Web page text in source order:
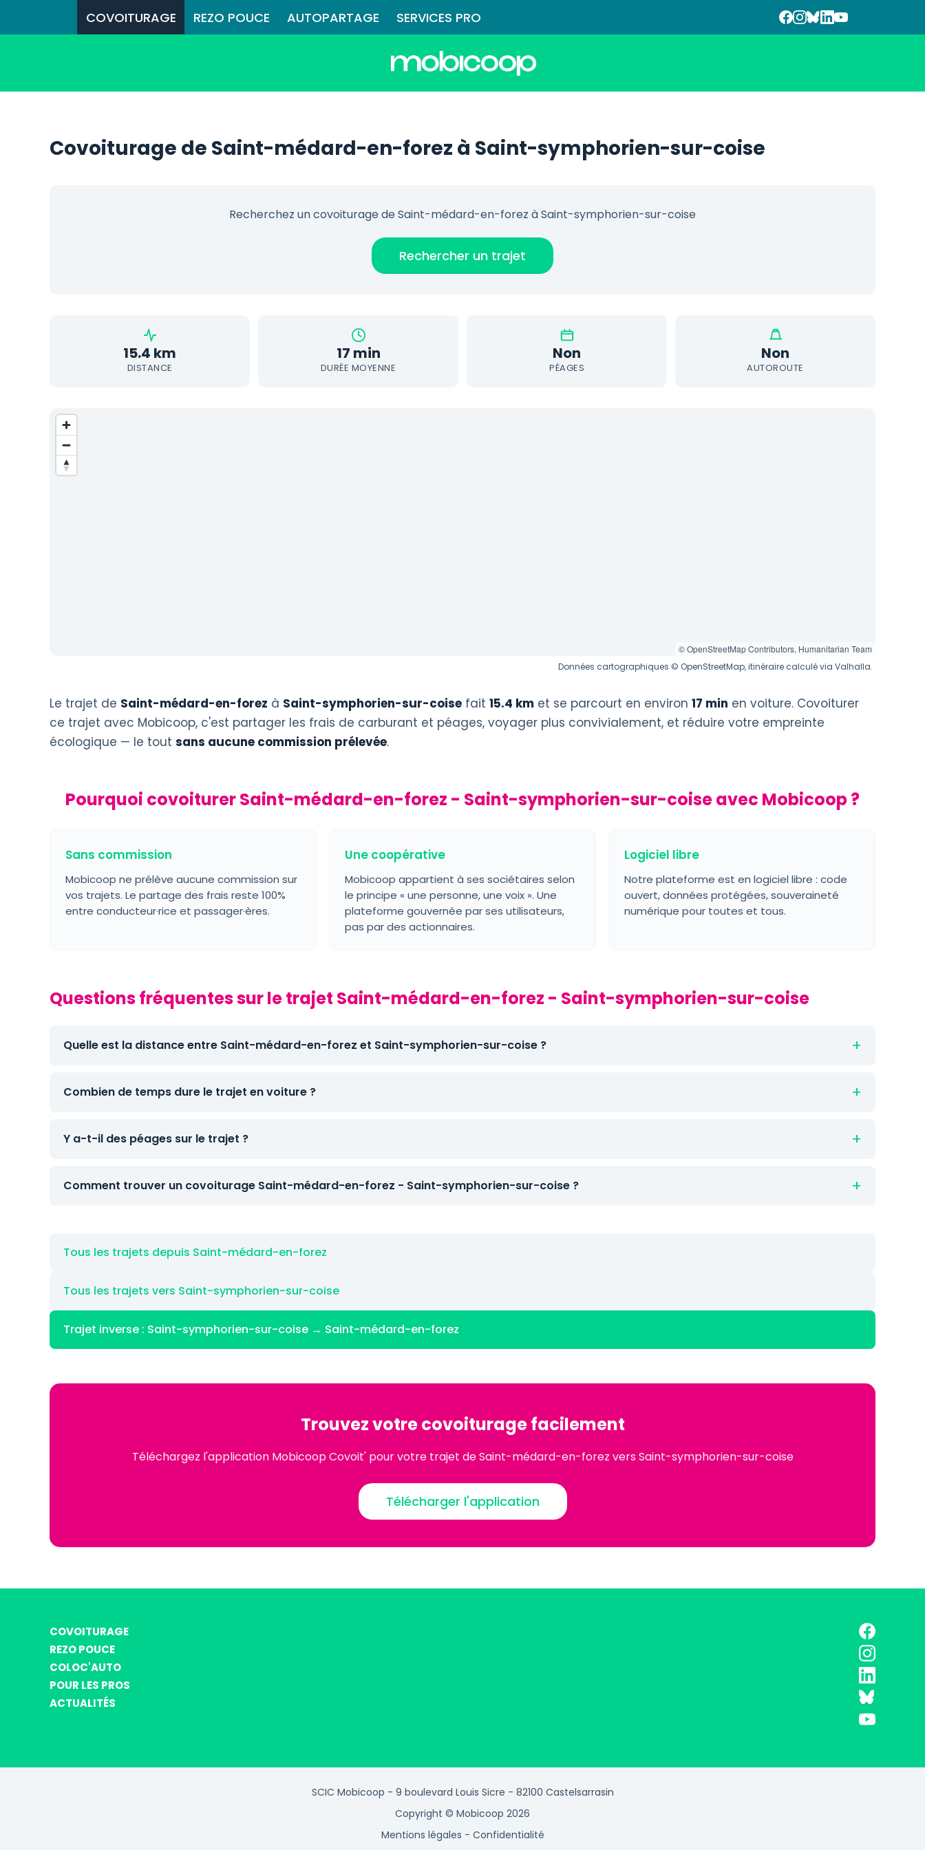
COVOITURAGE REZO POUCE AUTOPARTAGE SERVICES PRO
Covoiturage de Saint-médard-en-forez à Saint-symphorien-sur-coise
Recherchez un covoiturage de Saint-médard-en-forez à Saint-symphorien-sur-coise
Rechercher un trajet
15.4 km
DISTANCE
17 min
DURÉE MOYENNE
Non
PÉAGES
Non
AUTOROUTE
© OpenStreetMap Contributors, Humanitarian Team
Données cartographiques © OpenStreetMap, itinéraire calculé via Valhalla.
Le trajet de Saint-médard-en-forez à Saint-symphorien-sur-coise fait 15.4 km et se parcourt en environ 17 min en voiture. Covoiturer
ce trajet avec Mobicoop, c'est partager les frais de carburant et péages, voyager plus convivialement, et réduire votre empreinte
écologique — le tout sans aucune commission prélevée.
Pourquoi covoiturer Saint-médard-en-forez - Saint-symphorien-sur-coise avec Mobicoop ?
Sans commission
Mobicoop ne prélève aucune commission sur
vos trajets. Le partage des frais reste 100%
entre conducteur·rice et passager·ères.
Une coopérative
Mobicoop appartient à ses sociétaires selon
le principe « une personne, une voix ». Une
plateforme gouvernée par ses utilisateurs,
pas par des actionnaires.
Logiciel libre
Notre plateforme est en logiciel libre : code
ouvert, données protégées, souveraineté
numérique pour toutes et tous.
Questions fréquentes sur le trajet Saint-médard-en-forez - Saint-symphorien-sur-coise
Quelle est la distance entre Saint-médard-en-forez et Saint-symphorien-sur-coise ?
Combien de temps dure le trajet en voiture ?
Y a-t-il des péages sur le trajet ?
Comment trouver un covoiturage Saint-médard-en-forez - Saint-symphorien-sur-coise ?
Tous les trajets depuis Saint-médard-en-forez
Tous les trajets vers Saint-symphorien-sur-coise
Trajet inverse : Saint-symphorien-sur-coise → Saint-médard-en-forez
Trouvez votre covoiturage facilement
Téléchargez l'application Mobicoop Covoit' pour votre trajet de Saint-médard-en-forez vers Saint-symphorien-sur-coise
Télécharger l'application
COVOITURAGE
REZO POUCE
COLOC'AUTO
POUR LES PROS
ACTUALITÉS
SCIC Mobicoop - 9 boulevard Louis Sicre - 82100 Castelsarrasin
Copyright © Mobicoop 2026
Mentions légales - Confidentialité